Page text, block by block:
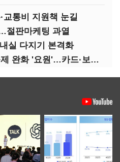
교통비 지원책 눈길
절판마케팅 과열
실 다지기 본격화
정부, 상생만 외치고 규제 완화 '요원'…카드·보험사 부담 역대급